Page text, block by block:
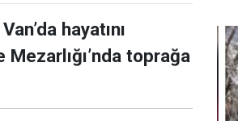
hayatını
toprağa